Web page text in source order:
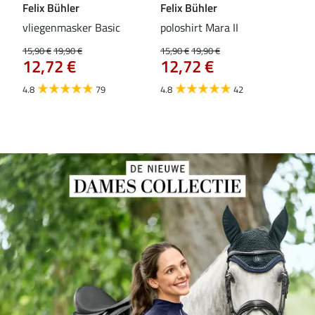
Felix Bühler
vliegenmasker Basic
15,90 €19,90 €
12,72 €
4.8 79
Felix Bühler
poloshirt Mara II
15,90 €19,90 €
12,72 €
4.8 42